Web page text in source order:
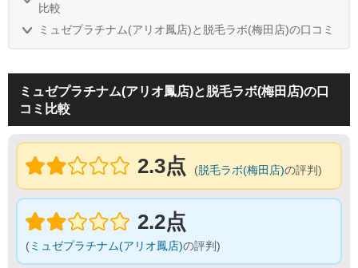
比較
ミュゼプラチナム(アリオ鳳店)と脱毛ラボ(梅田店)の口コミ
ミュゼプラチナム(アリオ鳳店)と脱毛ラボ(梅田店)の口
コミ比較
2.3点 (脱毛ラボ(梅田店)の評判)
2.2点
(ミュゼプラチナム(アリオ鳳店)の評判)